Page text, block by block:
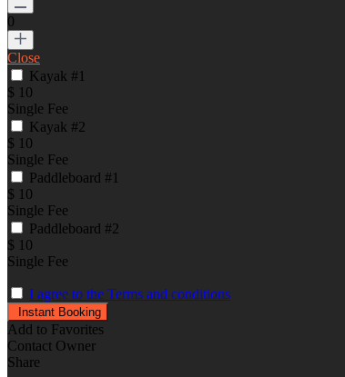
0
Close
Kayak #1
$ 10
Single Fee
Kayak #2
$ 10
Single Fee
Paddleboard #1
$ 10
Single Fee
Paddleboard #2
$ 10
Single Fee
I agree to the Terms and conditions
Add to Favorites
Contact Owner
Share